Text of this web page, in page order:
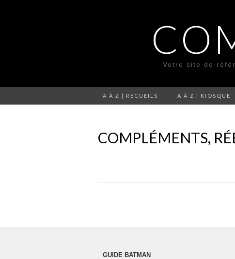
Votre site de
A À Z | RECUEILS A À Z | KIOSQUE
COMPLÉMENTS,
GUIDE BATMAN